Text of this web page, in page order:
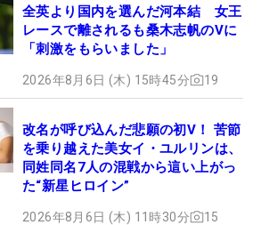
全英より国内を選んだ河本結 女王
レースで離されるも桑木志帆のVに
「刺激をもらいました」
2026年8月6日 (木) 15時45分 19
改名が呼び込んだ悲願の初V！ 苦節
を乗り越えた美女イ・ユルリンは、
同姓同名7人の混戦から這い上がっ
た“新星ヒロイン”
2026年8月6日 (木) 11時30分 15